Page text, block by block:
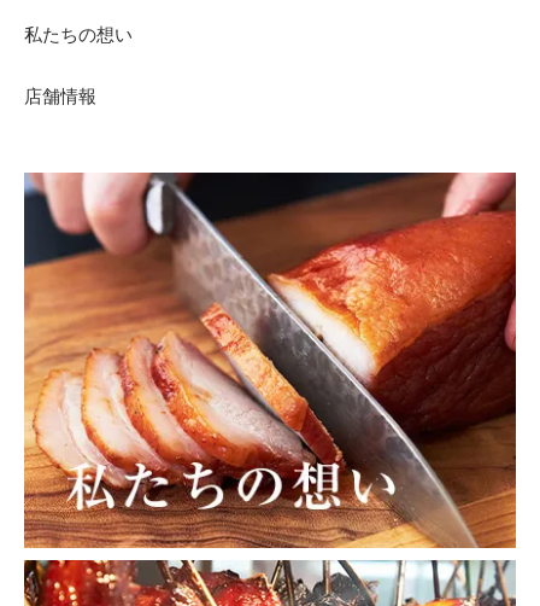
私たちの想い
店舗情報